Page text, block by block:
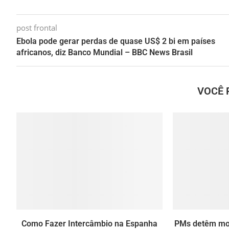
post frontal
Ebola pode gerar perdas de quase US$ 2 bi em países
africanos, diz Banco Mundial – BBC News Brasil
VOCÊ
Como Fazer Intercâmbio na Espanha PMs detêm